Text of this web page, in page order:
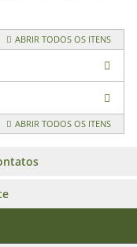
ABRIR TODOS OS ITENS
ABRIR TODOS OS ITENS